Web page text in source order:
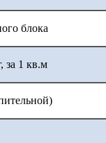
блока
за 1 кв.м